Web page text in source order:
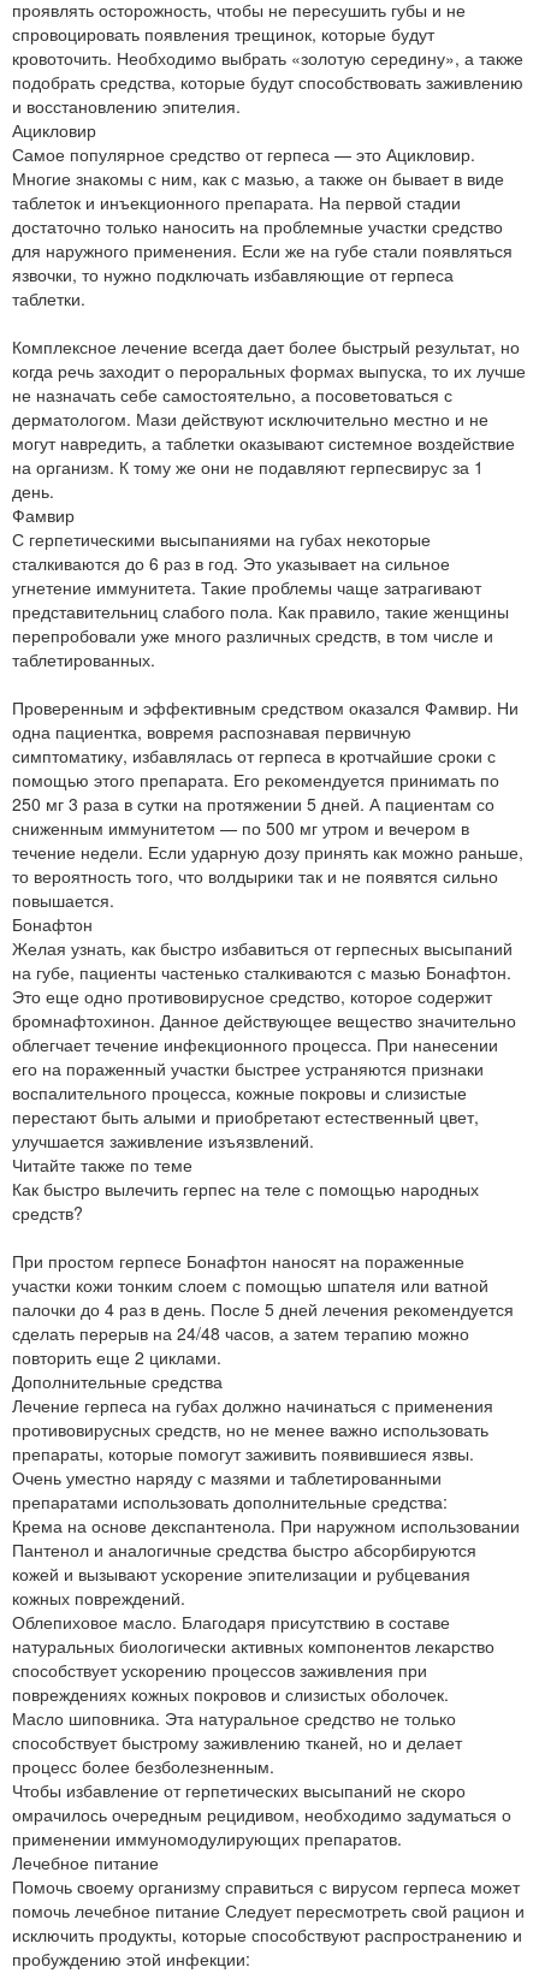
проявлять осторожность, чтобы не пересушить губы и не
спровоцировать появления трещинок, которые будут
кровоточить. Необходимо выбрать «золотую середину», а также
подобрать средства, которые будут способствовать заживлению
и восстановлению эпителия.
Ацикловир
Самое популярное средство от герпеса — это Ацикловир.
Многие знакомы с ним, как с мазью, а также он бывает в виде
таблеток и инъекционного препарата. На первой стадии
достаточно только наносить на проблемные участки средство
для наружного применения. Если же на губе стали появляться
язвочки, то нужно подключать избавляющие от герпеса
таблетки.
Комплексное лечение всегда дает более быстрый результат, но
когда речь заходит о пероральных формах выпуска, то их лучше
не назначать себе самостоятельно, а посоветоваться с
дерматологом. Мази действуют исключительно местно и не
могут навредить, а таблетки оказывают системное воздействие
на организм. К тому же они не подавляют герпесвирус за 1
день.
Фамвир
С герпетическими высыпаниями на губах некоторые
сталкиваются до 6 раз в год. Это указывает на сильное
угнетение иммунитета. Такие проблемы чаще затрагивают
представительниц слабого пола. Как правило, такие женщины
перепробовали уже много различных средств, в том числе и
таблетированных.
Проверенным и эффективным средством оказался Фамвир. Ни
одна пациентка, вовремя распознавая первичную
симптоматику, избавлялась от герпеса в кротчайшие сроки с
помощью этого препарата. Его рекомендуется принимать по
250 мг 3 раза в сутки на протяжении 5 дней. А пациентам со
сниженным иммунитетом — по 500 мг утром и вечером в
течение недели. Если ударную дозу принять как можно раньше,
то вероятность того, что волдырики так и не появятся сильно
повышается.
Бонафтон
Желая узнать, как быстро избавиться от герпесных высыпаний
на губе, пациенты частенько сталкиваются с мазью Бонафтон.
Это еще одно противовирусное средство, которое содержит
бромнафтохинон. Данное действующее вещество значительно
облегчает течение инфекционного процесса. При нанесении
его на пораженный участки быстрее устраняются признаки
воспалительного процесса, кожные покровы и слизистые
перестают быть алыми и приобретают естественный цвет,
улучшается заживление изъязвлений.
Читайте также по теме
Как быстро вылечить герпес на теле с помощью народных
средств?
При простом герпесе Бонафтон наносят на пораженные
участки кожи тонким слоем с помощью шпателя или ватной
палочки до 4 раз в день. После 5 дней лечения рекомендуется
сделать перерыв на 24/48 часов, а затем терапию можно
повторить еще 2 циклами.
Дополнительные средства
Лечение герпеса на губах должно начинаться с применения
противовирусных средств, но не менее важно использовать
препараты, которые помогут заживить появившиеся язвы.
Очень уместно наряду с мазями и таблетированными
препаратами использовать дополнительные средства:
Крема на основе декспантенола. При наружном использовании
Пантенол и аналогичные средства быстро абсорбируются
кожей и вызывают ускорение эпителизации и рубцевания
кожных повреждений.
Облепиховое масло. Благодаря присутствию в составе
натуральных биологически активных компонентов лекарство
способствует ускорению процессов заживления при
повреждениях кожных покровов и слизистых оболочек.
Масло шиповника. Эта натуральное средство не только
способствует быстрому заживлению тканей, но и делает
процесс более безболезненным.
Чтобы избавление от герпетических высыпаний не скоро
омрачилось очередным рецидивом, необходимо задуматься о
применении иммуномодулирующих препаратов.
Лечебное питание
Помочь своему организму справиться с вирусом герпеса может
помочь лечебное питание Следует пересмотреть свой рацион и
исключить продукты, которые способствуют распространению и
пробуждению этой инфекции: